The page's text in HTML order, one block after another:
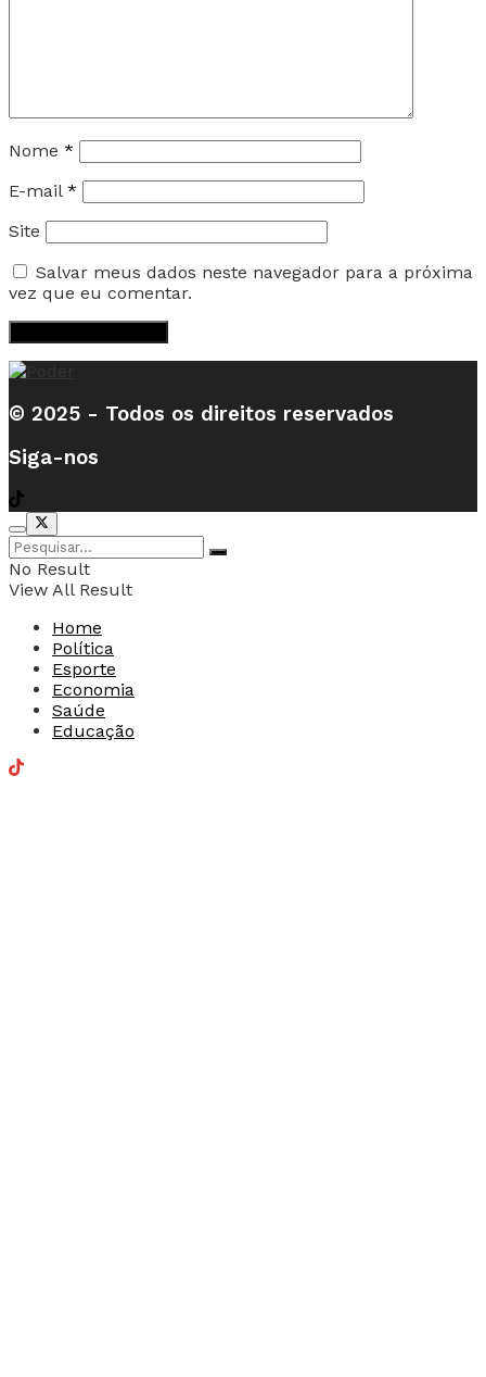
Nome *
E-mail *
Site
Salvar meus dados neste navegador para a próxima
vez que eu comentar.
© 2025 - Todos os direitos reservados
Siga-nos
No Result
View All Result
Home
Política
Esporte
Economia
Saúde
Educação